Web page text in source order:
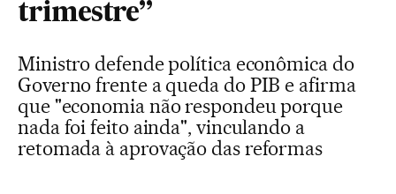
trimestre”
Ministro defende política econômica do
Governo frente a queda do PIB e afirma
que "economia não respondeu porque
nada foi feito ainda", vinculando a
retomada à aprovação das reformas